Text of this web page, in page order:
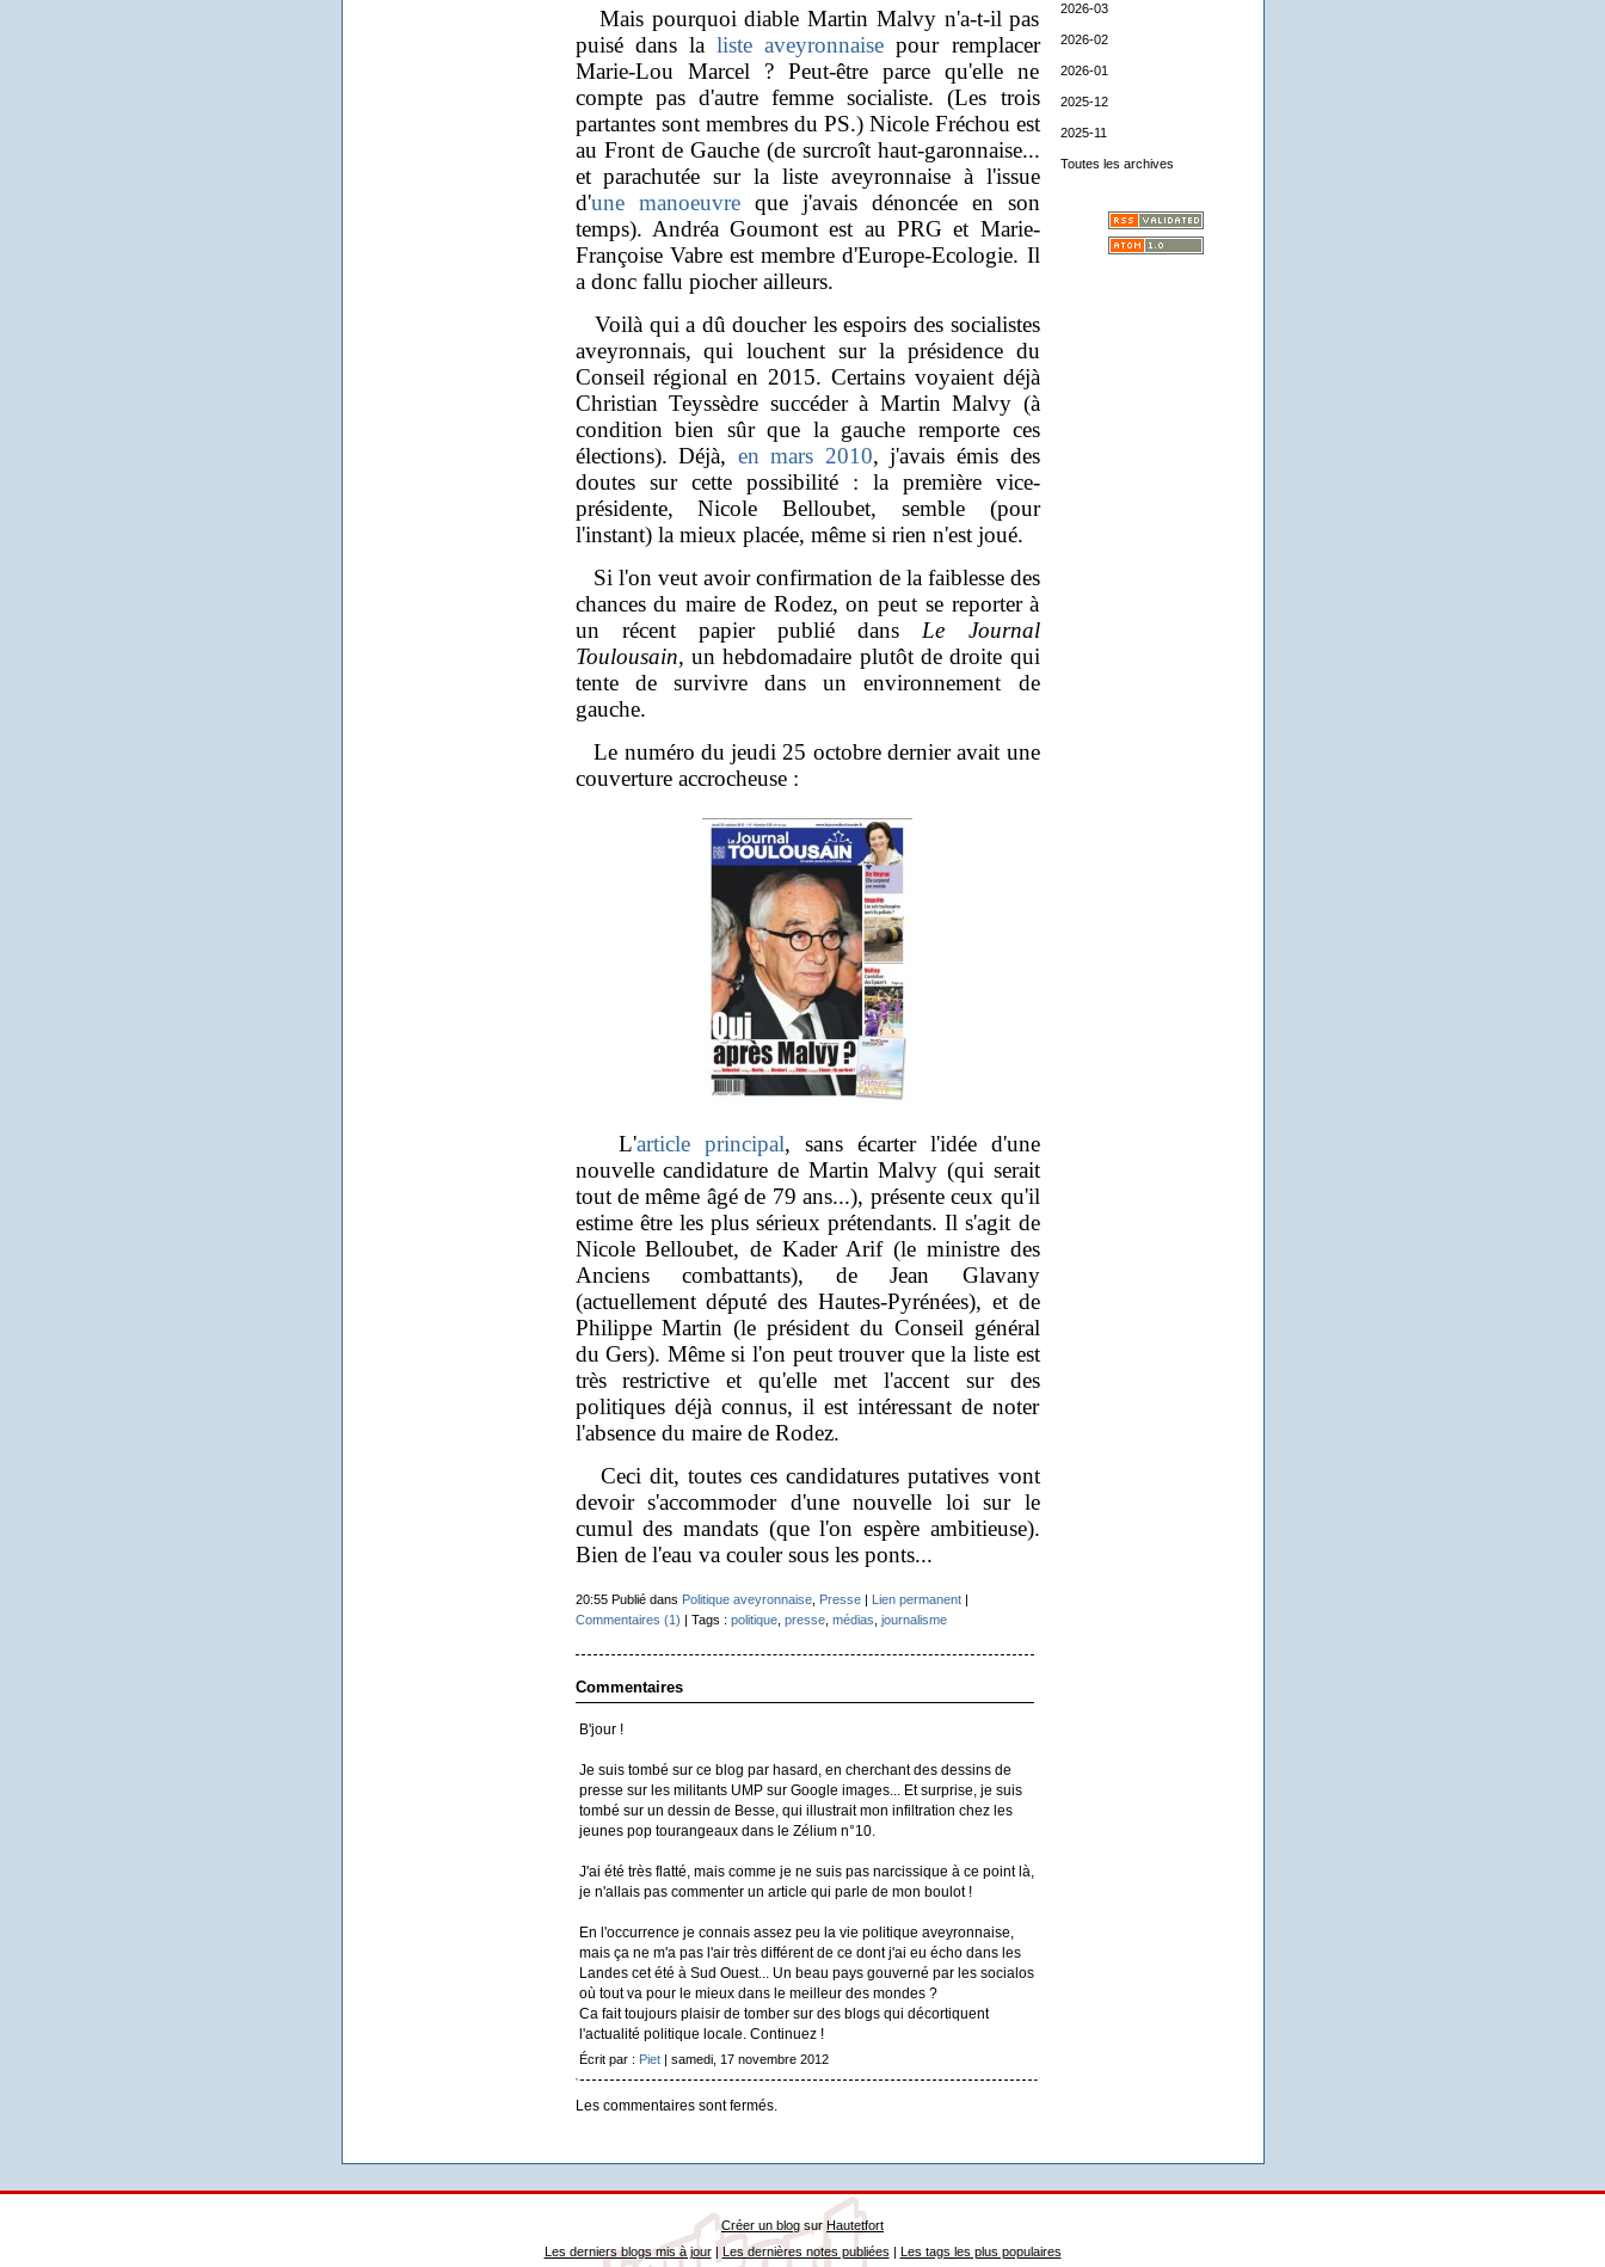
2026-03
2026-02
2026-01
2025-12
2025-11
Toutes les archives
Mais pourquoi diable Martin Malvy n'a-t-il pas
puisé dans la liste aveyronnaise pour remplacer
Marie-Lou Marcel ? Peut-être parce qu'elle ne
compte pas d'autre femme socialiste. (Les trois
partantes sont membres du PS.) Nicole Fréchou est
au Front de Gauche (de surcroît haut-garonnaise...
et parachutée sur la liste aveyronnaise à l'issue
d'une manoeuvreque j'avais dénoncée en son
temps). Andréa Goumont est au PRG et Marie-
Françoise Vabre est membre d'Europe-Ecologie. Il
a donc fallu piocher ailleurs.
Voilà qui a dû doucher les espoirs des socialistes
aveyronnais, qui louchent sur la présidence du
Conseil régional en 2015. Certains voyaient déjà
Christian Teyssèdre succéder à Martin Malvy (à
condition bien sûr que la gauche remporte ces
élections). Déjà, en mars 2010, j'avais émis des
doutes sur cette possibilité : la première vice-
présidente, Nicole Belloubet, semble (pour
l'instant) la mieux placée, même si rien n'est joué.
Si l'on veut avoir confirmation de la faiblesse des
chances du maire de Rodez, on peut se reporter à
un récent papier publié dans Le Journal
Toulousain, un hebdomadaire plutôt de droite qui
tente de survivre dans un environnement de
gauche.
Le numéro du jeudi 25 octobre dernier avait une
couverture accrocheuse :
L'article principal, sans écarter l'idée d'une
nouvelle candidature de Martin Malvy (qui serait
tout de même âgé de 79 ans...), présente ceux qu'il
estime être les plus sérieux prétendants. Il s'agit de
Nicole Belloubet, de Kader Arif (le ministre des
Anciens combattants), de Jean Glavany
(actuellement député des Hautes-Pyrénées), et de
Philippe Martin (le président du Conseil général
du Gers). Même si l'on peut trouver que la liste est
très restrictive et qu'elle met l'accent sur des
politiques déjà connus, il est intéressant de noter
l'absence du maire de Rodez.
Ceci dit, toutes ces candidatures putatives vont
devoir s'accommoder d'une nouvelle loi sur le
cumul des mandats (que l'on espère ambitieuse).
Bien de l'eau va couler sous les ponts...
20:55 Publié dans Politique aveyronnaise, Presse| Lien permanent|
Commentaires (1) | Tags : politique, presse, médias, journalisme
Commentaires
B'jour !
Je suis tombé sur ce blog par hasard, en cherchant des dessins de
presse sur les militants UMP sur Google images... Et surprise, je suis
tombé sur un dessin de Besse, qui illustrait mon infiltration chez les
jeunes pop tourangeaux dans le Zélium n°10.
J'ai été très flatté, mais comme je ne suis pas narcissique à ce point là,
je n'allais pas commenter un article qui parle de mon boulot !
En l'occurrence je connais assez peu la vie politique aveyronnaise,
mais ça ne m'a pas l'air très différent de ce dont j'ai eu écho dans les
Landes cet été à Sud Ouest... Un beau pays gouverné par les socialos
où tout va pour le mieux dans le meilleur des mondes ?
Ca fait toujours plaisir de tomber sur des blogs qui décortiquent
l'actualité politique locale. Continuez !
Écrit par : Piet| samedi, 17 novembre 2012
Les commentaires sont fermés.
Créer un blog sur Hautetfort
Les derniers blogs mis à jour| Les dernières notes publiées Les tags les plus populaires